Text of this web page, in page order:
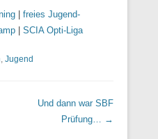
| freies Jugend-
| SCIA Opti-Liga
Jugend
Und dann war SBF
Prüfung…
→